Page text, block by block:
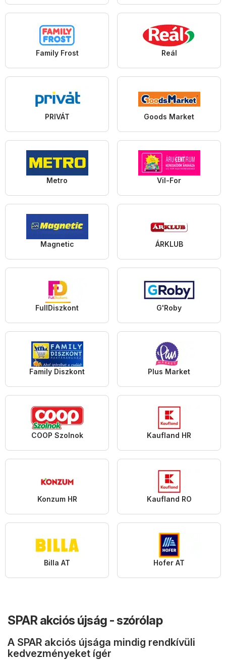
Family Frost Reál
PRIVÁT Goods Market
Metro Vil-For
Magnetic ÁRKLUB
FullDiszkont G'Roby
Family Diszkont Plus Market
COOP Szolnok Kaufland HR
Konzum HR Kaufland RO
Billa AT Hofer AT
SPAR akciós újság - szórólap
A SPAR akciós újsága mindig rendkívüli
kedvezményeket ígér